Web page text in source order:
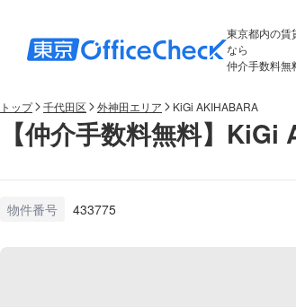
東京都内の賃
なら
仲介手数料無
トップ 千代田区 外神田エリア KiGi AKIHABARA
【仲介手数料無料】KiGi
物件番号 433775